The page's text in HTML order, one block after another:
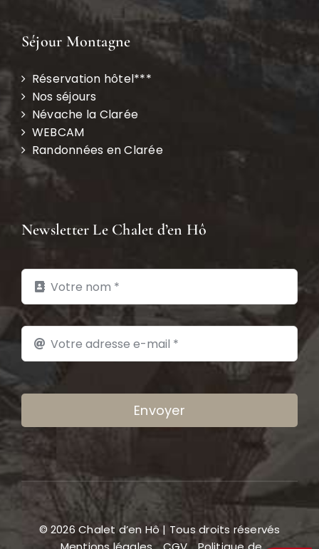
Séjour Montagne
Réservation hôtel***
Nos séjours
Névache la Clarée
WEBCAM
Randonnées en Clarée
Newsletter Le Chalet d’en Hô
Envoyer
© 2026 Chalet d’en Hô | Tous droits réservés